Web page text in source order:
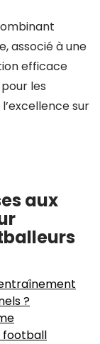
associé à une
efficace
les
sur
aux
?
football